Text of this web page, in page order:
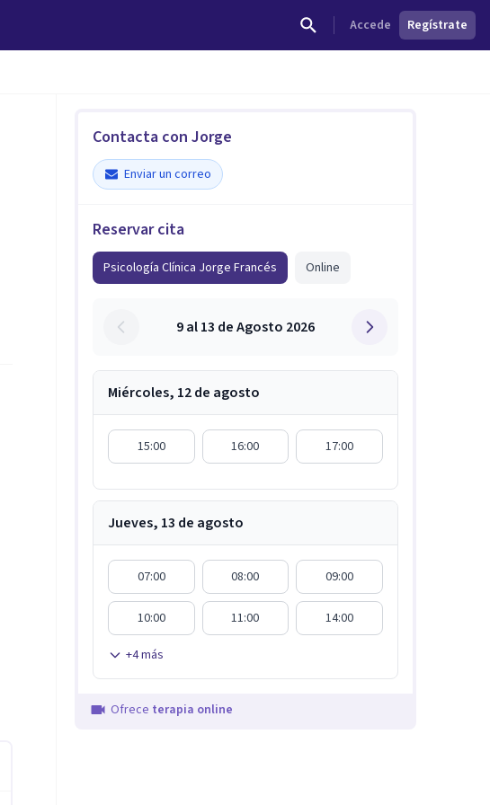
Accede Regístrate
Contacta con Jorge
Enviar un correo
Reservar cita
Psicología Clínica Jorge Francés Online
9 al 13 de Agosto 2026
Miércoles, 12 de agosto
15:00 16:00 17:00
Jueves, 13 de agosto
07:00 08:00 09:00
10:00 11:00 14:00
+4más
Ofrece terapia online